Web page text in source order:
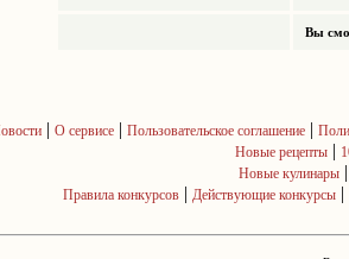
Вы
| О сервисе| Пользовательское соглашение|
Новые рецепты |
Новые кулинары
Правила конкурсов | Действующие конкурсы |